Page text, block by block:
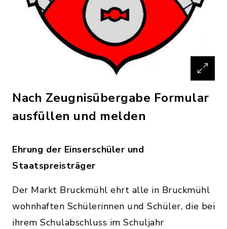
Nach Zeugnisübergabe Formular
ausfüllen und melden
Ehrung der Einserschüler und
Staatspreisträger
Der Markt Bruckmühl ehrt alle in Bruckmühl
wohnhaften Schülerinnen und Schüler, die bei
ihrem Schulabschluss im Schuljahr